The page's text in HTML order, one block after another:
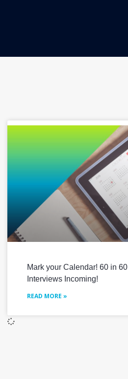
Mark your Calendar! 60 in 60
Interviews Incoming!
READ MORE »